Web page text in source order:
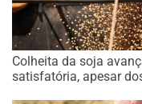
Colheita da soja
satisfatória, apesar